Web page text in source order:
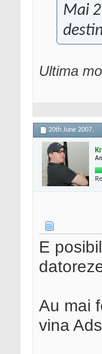
Mai
Ultima
20th June 2007,
E
Au mai
vina